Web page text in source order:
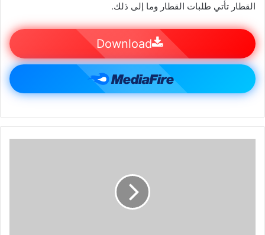
القطار تأتي طلبات القطار وما إلى ذلك.
Download